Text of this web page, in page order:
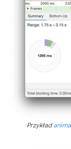
Przykład